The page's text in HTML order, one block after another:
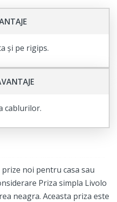
și pe rigips.
cablurilor.
noi pentru casa sau
Priza simpla Livolo
neagra. Aceasta priza este